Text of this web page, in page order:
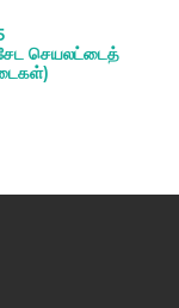
செயலட்டைத்